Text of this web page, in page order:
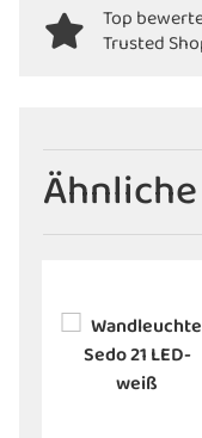
Top
Trusted